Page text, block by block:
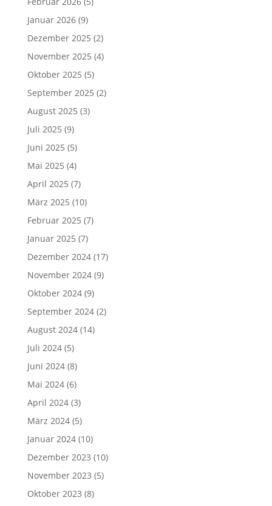
Januar 2026(9)
Dezember 2025 (2)
November 2025 (4)
Oktober 2025 (5)
September 2025 (2)
August 2025 (3)
Juli 2025 (9)
Juni 2025 (5)
Mai 2025 (4)
April 2025 (7)
März 2025 (10)
Februar 2025 (7)
Januar 2025 (7)
Dezember 2024(17)
November 2024(9)
Oktober 2024(9)
September 2024(2)
August 2024(14)
Juli 2024(5)
Juni 2024(8)
Mai 2024(6)
April 2024(3)
März 2024(5)
Januar 2024(10)
Dezember 2023 (10)
November 2023 (5)
Oktober 2023 (8)